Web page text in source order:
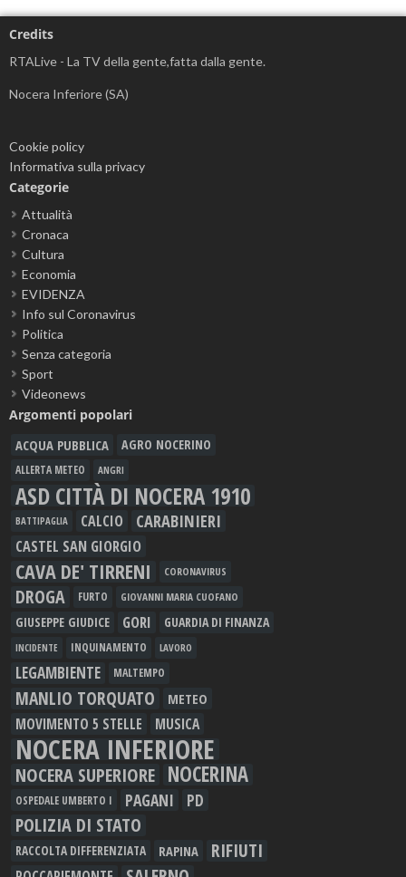
Credits
RTALive - La TV della gente,fatta dalla gente.
Nocera Inferiore (SA)
Cookie policy
Informativa sulla privacy
Categorie
Attualità
Cronaca
Cultura
Economia
EVIDENZA
Info sul Coronavirus
Politica
Senza categoria
Sport
Videonews
Argomenti popolari
ACQUA PUBBLICA AGRO NOCERINO
ALLERTA METEO ANGRI
ASD CITTÀ DI NOCERA 1910
BATTIPAGLIA CALCIO CARABINIERI
CASTEL SAN GIORGIO
CAVA DE' TIRRENI CORONAVIRUS
DROGA FURTO GIOVANNI MARIA CUOFANO
GIUSEPPE GIUDICE GORI GUARDIA DI FINANZA
INCIDENTE INQUINAMENTO LAVORO
LEGAMBIENTE MALTEMPO
MANLIO TORQUATO METEO
MOVIMENTO 5 STELLE MUSICA
NOCERA INFERIORE
NOCERA SUPERIORE NOCERINA
OSPEDALE UMBERTO I PAGANI PD
POLIZIA DI STATO
RACCOLTA DIFFERENZIATA RAPINA RIFIUTI